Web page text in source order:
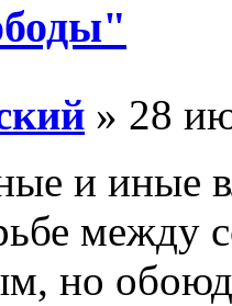
» 28
и иные
между
но